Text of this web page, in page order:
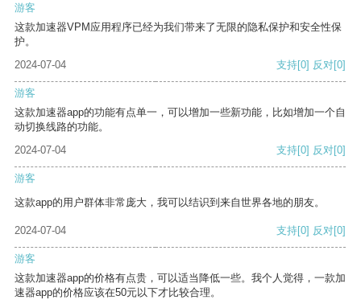
游客
这款加速器VPM应用程序已经为我们带来了无限的隐私保护和安全性保
护。
2024-07-04
支持[0] 反对[0]
游客
这款加速器app的功能有点单一，可以增加一些新功能，比如增加一个自
动切换线路的功能。
2024-07-04
支持[0] 反对[0]
游客
这款app的用户群体非常庞大，我可以结识到来自世界各地的朋友。
2024-07-04 支持[0] 反对[0]
游客
这款加速器app的价格有点贵，可以适当降低一些。我个人觉得，一款加
速器app的价格应该在50元以下才比较合理。